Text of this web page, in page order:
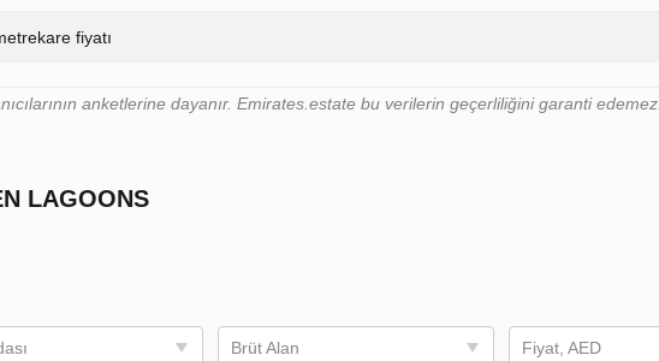
fiyatı
anketlerine dayanır. Emirates.estate bu verilerin geçerliliğini garanti edemez.
LAGOONS
Brüt Alan Fiyat, AED